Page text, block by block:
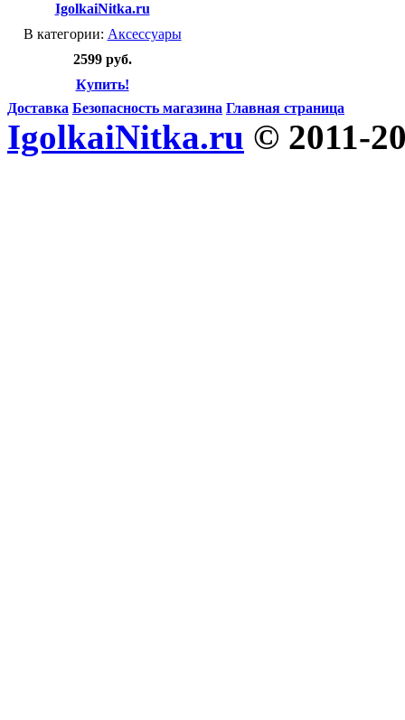
IgolkaiNitka.ru
В категории: Аксессуары
2599 руб.
Купить!
Доставка Безопасность магазина Главная страница
IgolkaiNitka.ru © 2011-